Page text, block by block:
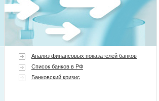
Анализ финансовых показателей банков
Список банков в РФ
Банковский кризис